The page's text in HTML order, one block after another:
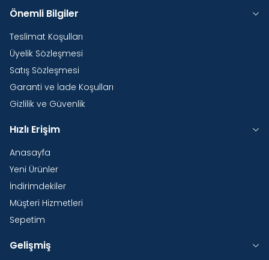
Önemli Bilgiler
Teslimat Koşulları
Üyelik Sözleşmesi
Satış Sözleşmesi
Garanti ve İade Koşulları
Gizlilik ve Güvenlik
Hızlı Erişim
Anasayfa
Yeni Ürünler
İndirimdekiler
Müşteri Hizmetleri
Sepetim
Gelişmiş